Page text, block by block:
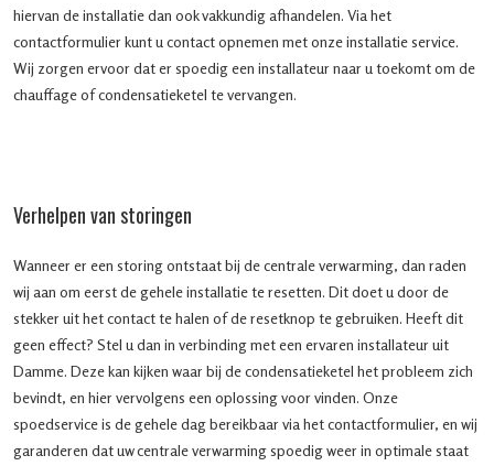
hiervan de installatie dan ook vakkundig afhandelen. Via het
contactformulier kunt u contact opnemen met onze installatie service.
Wij zorgen ervoor dat er spoedig een installateur naar u toekomt om de
chauffage of condensatieketel te vervangen.
Verhelpen van storingen
Wanneer er een storing ontstaat bij de centrale verwarming, dan raden
wij aan om eerst de gehele installatie te resetten. Dit doet u door de
stekker uit het contact te halen of de resetknop te gebruiken. Heeft dit
geen effect? Stel u dan in verbinding met een ervaren installateur uit
Damme. Deze kan kijken waar bij de condensatieketel het probleem zich
bevindt, en hier vervolgens een oplossing voor vinden. Onze
spoedservice is de gehele dag bereikbaar via het contactformulier, en wij
garanderen dat uw centrale verwarming spoedig weer in optimale staat